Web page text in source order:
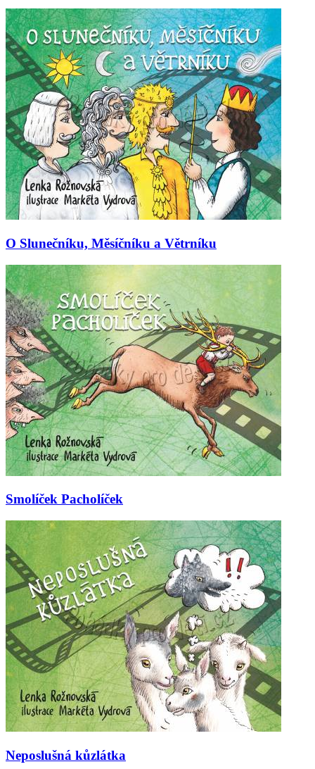
O Slunečníku, Měsíčníku a Větrníku
Smolíček Pacholíček
Neposlušná kůzlátka